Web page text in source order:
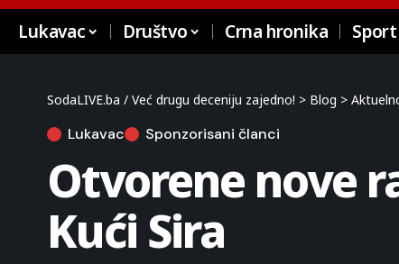
Lukavac Društvo Crna hronika Sport
SodaLIVE.ba / Već drugu deceniju zajedno! > Blog >
Lukavac Sponzorisani članci
Otvorene nove
Kući Sira